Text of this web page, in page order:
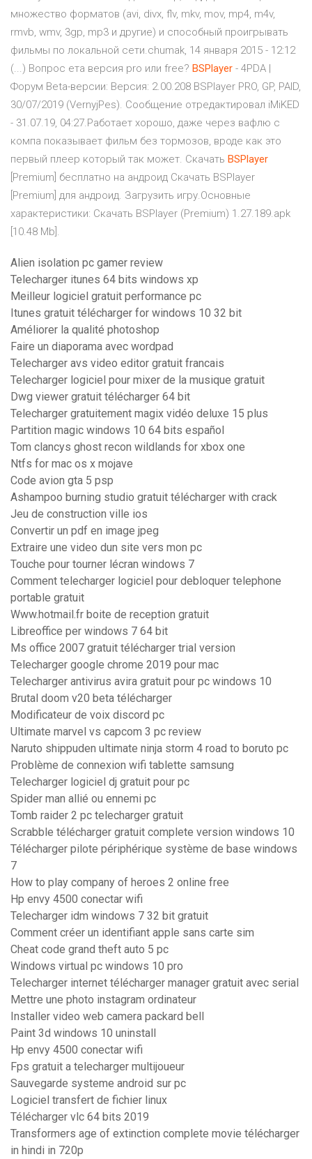
множество форматов (avi, divx, flv, mkv, mov, mp4, m4v,
rmvb, wmv, 3gp, mp3 и другие) и способный проигрывать
фильмы по локальной сети.chumak, 14 января 2015 - 12:12
(...) Вопрос eта версия pro или free? BSPlayer - 4PDA |
Форум Beta-версии: Версия: 2.00.208 BSPlayer PRO, GP, PAID,
30/07/2019 (VernyjPes). Сообщение отредактировал iMiKED
- 31.07.19, 04:27.Работает хорошо, даже через вафлю с
компа показывает фильм без тормозов, вроде как это
первый плеер который так может. Скачать BSPlayer
[Premium] бесплатно на андроид Скачать BSPlayer
[Premium] для андроид. Загрузить игру.Основные
характеристики: Скачать BSPlayer (Premium) 1.27.189.apk
[10.48 Mb].
Alien isolation pc gamer review
Telecharger itunes 64 bits windows xp
Meilleur logiciel gratuit performance pc
Itunes gratuit télécharger for windows 10 32 bit
Améliorer la qualité photoshop
Faire un diaporama avec wordpad
Telecharger avs video editor gratuit francais
Telecharger logiciel pour mixer de la musique gratuit
Dwg viewer gratuit télécharger 64 bit
Telecharger gratuitement magix vidéo deluxe 15 plus
Partition magic windows 10 64 bits español
Tom clancys ghost recon wildlands for xbox one
Ntfs for mac os x mojave
Code avion gta 5 psp
Ashampoo burning studio gratuit télécharger with crack
Jeu de construction ville ios
Convertir un pdf en image jpeg
Extraire une video dun site vers mon pc
Touche pour tourner lécran windows 7
Comment telecharger logiciel pour debloquer telephone
portable gratuit
Www.hotmail.fr boite de reception gratuit
Libreoffice per windows 7 64 bit
Ms office 2007 gratuit télécharger trial version
Telecharger google chrome 2019 pour mac
Telecharger antivirus avira gratuit pour pc windows 10
Brutal doom v20 beta télécharger
Modificateur de voix discord pc
Ultimate marvel vs capcom 3 pc review
Naruto shippuden ultimate ninja storm 4 road to boruto pc
Problème de connexion wifi tablette samsung
Telecharger logiciel dj gratuit pour pc
Spider man allié ou ennemi pc
Tomb raider 2 pc telecharger gratuit
Scrabble télécharger gratuit complete version windows 10
Télécharger pilote périphérique système de base windows
7
How to play company of heroes 2 online free
Hp envy 4500 conectar wifi
Telecharger idm windows 7 32 bit gratuit
Comment créer un identifiant apple sans carte sim
Cheat code grand theft auto 5 pc
Windows virtual pc windows 10 pro
Telecharger internet télécharger manager gratuit avec serial
Mettre une photo instagram ordinateur
Installer video web camera packard bell
Paint 3d windows 10 uninstall
Hp envy 4500 conectar wifi
Fps gratuit a telecharger multijoueur
Sauvegarde systeme android sur pc
Logiciel transfert de fichier linux
Télécharger vlc 64 bits 2019
Transformers age of extinction complete movie télécharger
in hindi in 720p